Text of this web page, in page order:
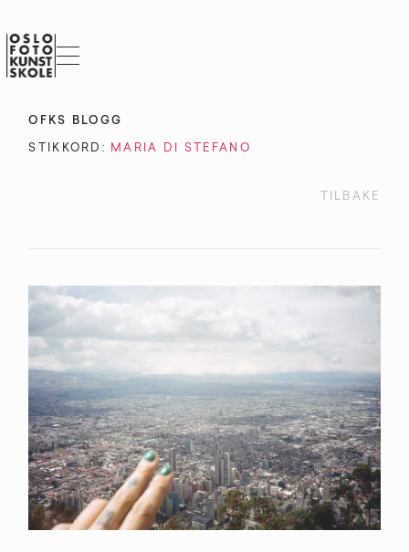
OFKS BLOGG
STIKKORD: MARIA DI STEFANO
TILBAKE